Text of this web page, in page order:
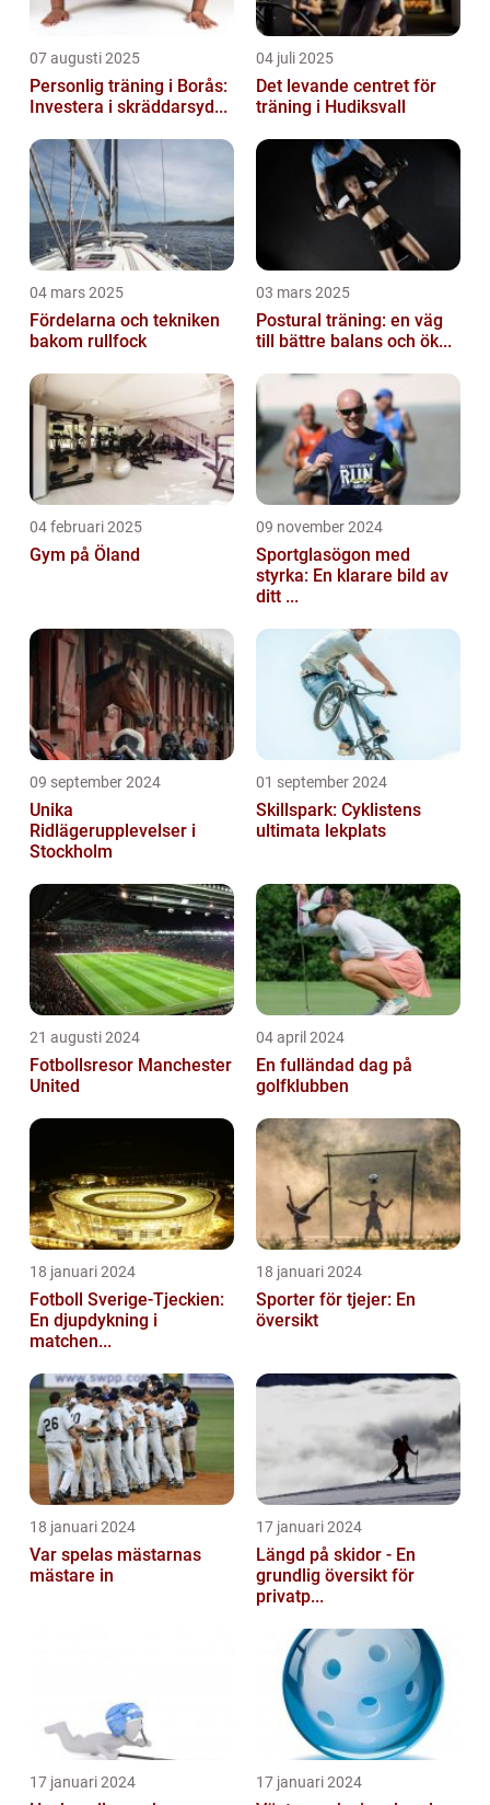
07 augusti 2025
Personlig träning i Borås:
Investera i skräddarsyd...
04 juli 2025
Det levande centret för
träning i Hudiksvall
04 mars 2025
Fördelarna och tekniken
bakom rullfock
03 mars 2025
Postural träning: en väg
till bättre balans och ök...
04 februari 2025
Gym på Öland
09 november 2024
Sportglasögon med
styrka: En klarare bild av
ditt ...
09 september 2024
Unika
Ridlägerupplevelser i
Stockholm
01 september 2024
Skillspark: Cyklistens
ultimata lekplats
21 augusti 2024
Fotbollsresor Manchester
United
04 april 2024
En fulländad dag på
golfklubben
18 januari 2024
Fotboll Sverige-Tjeckien:
En djupdykning i
matchen...
18 januari 2024
Sporter för tjejer: En
översikt
18 januari 2024
Var spelas mästarnas
mästare in
17 januari 2024
Längd på skidor - En
grundlig översikt för
privatp...
17 januari 2024 17 januari 2024